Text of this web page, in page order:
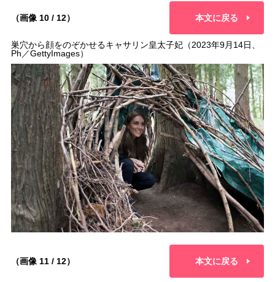
（画像 10 / 12） 本文に戻る
巣穴から顔をのぞかせるキャサリン皇太子妃（2023年9月14日、
Ph／GettyImages）
（画像 11 / 12） 本文に戻る